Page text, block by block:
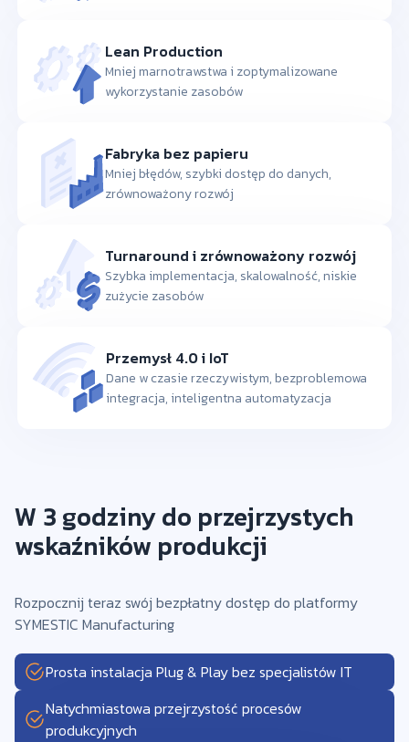
Lean Production
Mniej marnotrawstwa i zoptymalizowane
wykorzystanie zasobów
Fabryka bez papieru
Mniej błędów, szybki dostęp do danych,
zrównoważony rozwój
Turnaround i zrównoważony rozwój
Szybka implementacja, skalowalność, niskie
zużycie zasobów
Przemysł 4.0 i IoT
Dane w czasie rzeczywistym, bezproblemowa
integracja, inteligentna automatyzacja
W 3 godziny do przejrzystych
wskaźników produkcji
Rozpocznij teraz swój bezpłatny dostęp do platformy
SYMESTIC Manufacturing
Prosta instalacja Plug & Play bez specjalistów IT
Natychmiastowa przejrzystość procesów
produkcyjnych